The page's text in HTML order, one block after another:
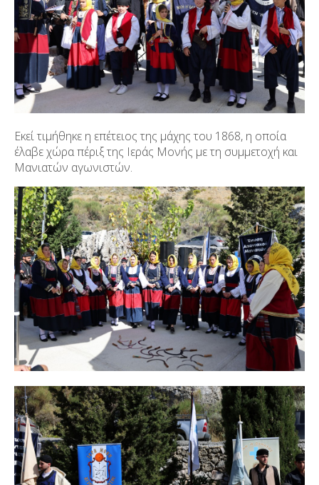
Εκεί τιμήθηκε η επέτειος της μάχης του 1868, η οποία
έλαβε χώρα πέριξ της Ιεράς Μονής με τη συμμετοχή και
Μανιατών αγωνιστών.